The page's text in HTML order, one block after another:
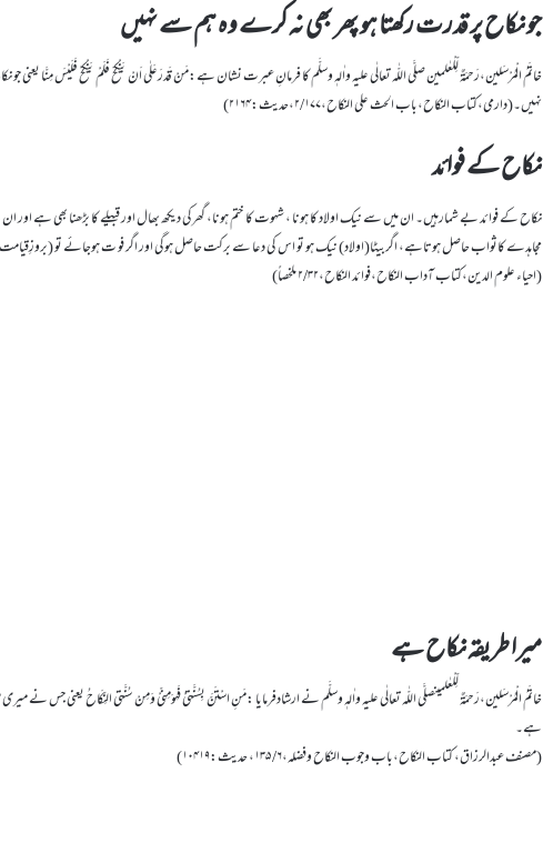
جو نکاح پر قدرت رکھتا ہو پھر بھی نہ کرے وہ ہم سے نہیں
خاتَمُ الْمُرْسَلین،رَحمَۃٌ لِّلْعٰلمین صلَّی اللّٰہ تعالٰی علیہ واٰلہٖ وسلَّم کا فرمانِ عبرت نشان ہے:مَنْ قَدَرَعَلٰی اَنْ یَنْکِحَ فَلَمْ یَنْکِحْ فَلَیْسَ مِنَّا
نہیں۔(دارمی،کتاب النکاح،باب الحث علی النکاح،۲/۱۷۷،حدیث:۲۱۶۴)
نکاح کے فوائد
نکاح کے فوائد بے شمارہیں۔ ان میں سے نیک اولاد کا ہونا ، شہوت کا ختم ہونا، گھرکی دیکھ بھال اور قبیلے کا بڑھنا بھی ہے
مجاہدے کاثواب حاصل ہوتاہے، اگربیٹا(اولاد) نیک ہو تو اس کی دعا سے برکت حاصل ہوگی اور اگر فو ت ہوجائے تو (بروزِقیامت
(احیاء علوم الدین،کتاب آداب النکاح،فوائد النکاح،۲/۳۲ ملخصاً)
میرا طریقہ نکاح ہے
خاتَمُ الْمُرْسَلین،رَحمَۃٌ لِّلْعٰلمینصلَّی اللّٰہ تعالٰی علیہ واٰلہٖ وسلَّم نے ارشادفرمایا :مَنِ اسْتَنَّ بِسُنَّتِیْ فَہُوَمِنِّیْ وَمِنْ سُنَّتِی النِّکَاحُ یعنی جس
ہے۔
(مصنف عبدالرزاق، کتاب النکاح،باب وجوب النکاح وفضلہ،۶/ ۱۳۵، حدیث:۱۰۴۱۹)